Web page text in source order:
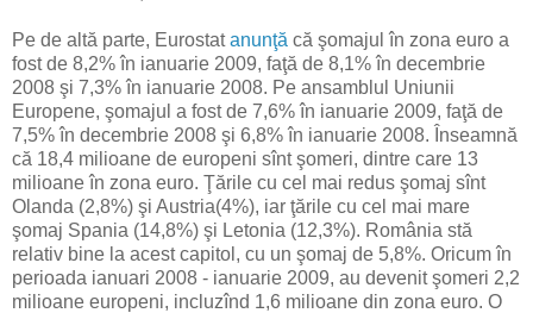
Pe de altă parte, Eurostatanunţă că şomajul în zona euro a
fost de 8,2% în ianuarie 2009, faţă de 8,1% în decembrie
2008 şi 7,3% în ianuarie 2008. Pe ansamblul Uniunii
Europene, şomajul a fost de 7,6% în ianuarie 2009, faţă de
7,5% în decembrie 2008 şi 6,8% în ianuarie 2008. Înseamnă
că 18,4 milioane de europeni sînt şomeri, dintre care 13
milioane în zona euro. Ţările cu cel mai redus şomaj sînt
Olanda (2,8%) şi Austria(4%), iar ţările cu cel mai mare
şomaj Spania (14,8%) şi Letonia (12,3%). România stă
relativ bine la acest capitol, cu un şomaj de 5,8%. Oricum în
perioada ianuari 2008 - ianuarie 2009, au devenit şomeri 2,2
milioane europeni, incluzînd 1,6 milioane din zona euro. O